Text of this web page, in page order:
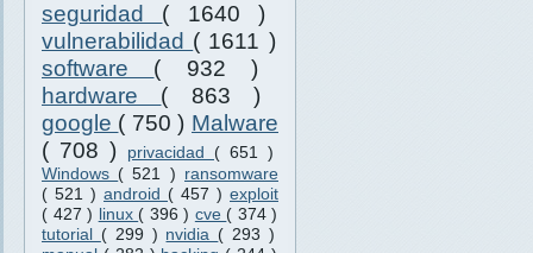
seguridad ( 1640 )
vulnerabilidad ( 1611 )
software ( 932 )
hardware ( 863 )
google ( 750 ) Malware
( 708 )
privacidad ( 651 )
Windows ( 521 ) ransomware
( 521 ) android ( 457 ) exploit
( 427 ) linux ( 396 ) cve ( 374 )
tutorial ( 299 ) nvidia ( 293 )